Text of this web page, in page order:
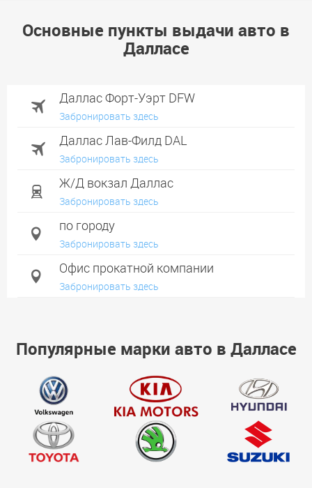
Основные пункты выдачи авто в
Далласе
Даллас Форт-Уэрт DFW
Забронировать здесь
Даллас Лав-Филд DAL
Забронировать здесь
Ж/Д вокзал Даллас
Забронировать здесь
по городу
Забронировать здесь
Офис прокатной компании
Забронировать здесь
Гарленд
Плейно
Забронировать здесь
Аллен
Забронировать здесь
Популярные марки авто в Далласе